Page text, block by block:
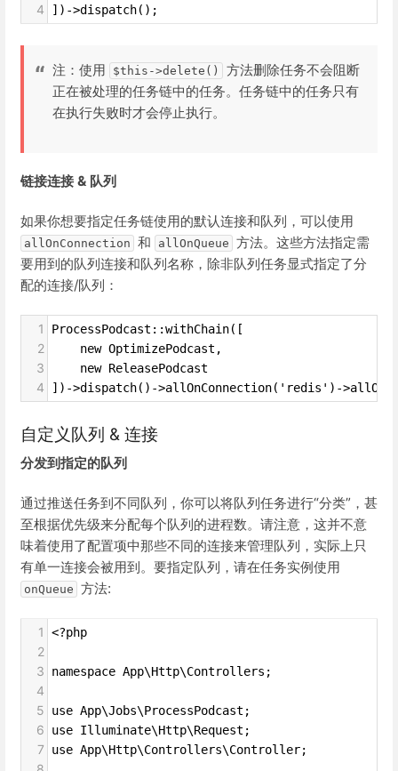
4 ])->dispatch();
注：使用 $this->delete()
方法删除任务不会阻断
正在被处理的任务链中的任务。任务链中的任务只有
在执行失败时才会停止执行。
链接连接 & 队列
如果你想要指定任务链使用的默认连接和队列，可以使用
allOnConnection 和 allOnQueue 方法。这些方法指定需
要用到的队列连接和队列名称，除非队列任务显式指定了分
配的连接/队列：
1 ProcessPodcast::withChain([
2
    new OptimizePodcast,
3
    new ReleasePodcast
4 ])->dispatch()->allOnConnection('redis')-
自定义队列 & 连接
分发到指定的队列
通过推送任务到不同队列，你可以将队列任务进行“分类”，甚
至根据优先级来分配每个队列的进程数。请注意，这并不意
味着使用了配置项中那些不同的连接来管理队列，实际上只
有单一连接会被用到。要指定队列，请在任务实例使用
onQueue 方法:
1 <?php
2
3
namespace App\Http\Controllers;
4
5
use App\Jobs\ProcessPodcast;
6 use Illuminate\Http\Request;
7 use App\Http\Controllers\Controller;